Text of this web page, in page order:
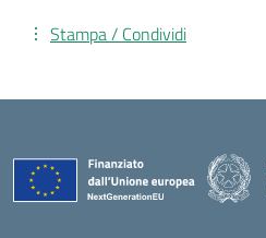
Stampa / Condividi